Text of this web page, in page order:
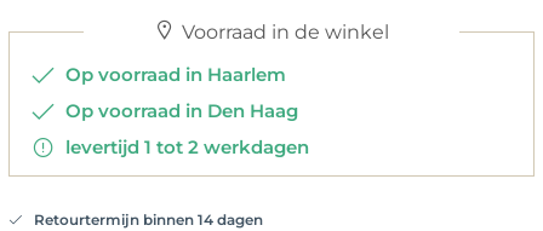
Voorraad in de winkel
Op voorraad in Haarlem
Op voorraad in Den Haag
levertijd 1 tot 2 werkdagen
Retourtermijn binnen 14 dagen